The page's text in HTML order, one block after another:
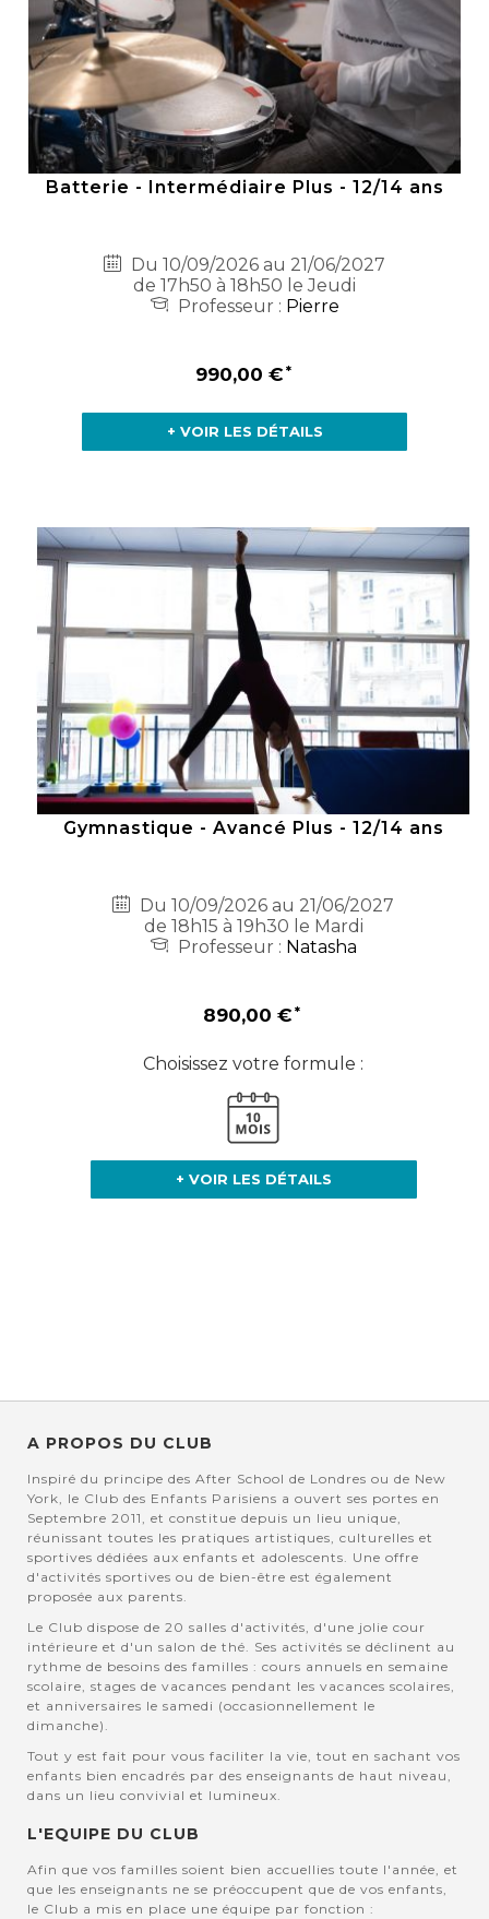
Batterie - Intermédiaire Plus - 12/14 ans
Du 10/09/2026 au 21/06/2027
de 17h50 à 18h50 le Jeudi
Professeur : Pierre
990,00 €
+ VOIR LES DÉTAILS
Gymnastique - Avancé Plus - 12/14 ans
Du 10/09/2026 au 21/06/2027
de 18h15 à 19h30 le Mardi
Professeur : Natasha
890,00 €
Choisissez votre formule :
+ VOIR LES DÉTAILS
A PROPOS DU CLUB
Inspiré du principe des After School de Londres ou de New
York, le Club des Enfants Parisiens a ouvert ses portes en
Septembre 2011, et constitue depuis un lieu unique,
réunissant toutes les pratiques artistiques, culturelles et
sportives dédiées aux enfants et adolescents. Une offre
d'activités sportives ou de bien-être est également
proposée aux parents.
Le Club dispose de 20 salles d'activités, d'une jolie cour
intérieure et d'un salon de thé. Ses activités se déclinent au
rythme de besoins des familles : cours annuels en semaine
scolaire, stages de vacances pendant les vacances scolaires,
et anniversaires le samedi (occasionnellement le
dimanche).
Tout y est fait pour vous faciliter la vie, tout en sachant vos
enfants bien encadrés par des enseignants de haut niveau,
dans un lieu convivial et lumineux.
L'EQUIPE DU CLUB
Afin que vos familles soient bien accuellies toute l'année, et
que les enseignants ne se préoccupent que de vos enfants,
le Club a mis en place une équipe par fonction :